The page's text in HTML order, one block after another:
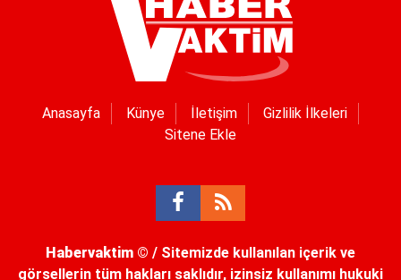
Anasayfa Künye İletişim
Gizlilik İlkeleri
Sitene Ekle
Habervaktim © / Sitemizde kullanılan içerik ve
görsellerin tüm hakları saklıdır, izinsiz kullanımı hukuki